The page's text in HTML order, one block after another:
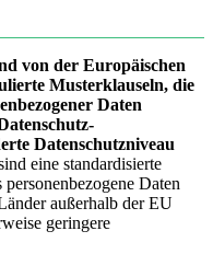
von der Europäischen
Musterklauseln, die
Daten
Datenschutzniveau
eine standardisierte
Daten
außerhalb der EU
geringere